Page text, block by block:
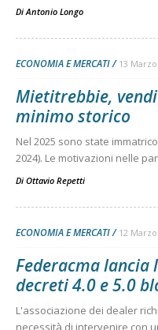
DiAntonio Longo
ECONOMIA E MERCATI 13
Mietitrebbie,
minimo storico
Nel 2025 sono state
2024). Le motivazioni nelle
Di Ottavio Repetti
ECONOMIA E MERCATI 12
Federacma lancia
decreti 4.0 e 5.0
L'associazione dei dealer
necessità di intervenire con